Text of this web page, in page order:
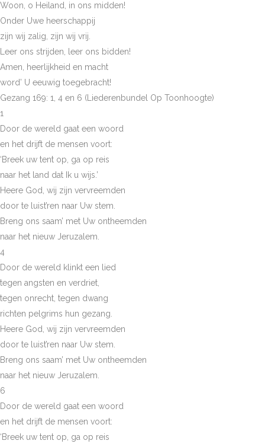
Woon, o Heiland, in ons midden!
Onder Uwe heerschappij
zijn wij zalig, zijn wij vrij.
Leer ons strijden, leer ons bidden!
Amen, heerlijkheid en macht
word’ U eeuwig toegebracht!
Gezang 169: 1, 4 en 6 (Liederenbundel Op Toonhoogte)
1
Door de wereld gaat een woord
en het drijft de mensen voort:
‘Breek uw tent op, ga op reis
naar het land dat Ik u wijs.’
Heere God, wij zijn vervreemden
door te luist’ren naar Uw stem.
Breng ons saam’ met Uw ontheemden
naar het nieuw Jeruzalem.
4
Door de wereld klinkt een lied
tegen angsten en verdriet,
tegen onrecht, tegen dwang
richten pelgrims hun gezang.
Heere God, wij zijn vervreemden
door te luist’ren naar Uw stem.
Breng ons saam’ met Uw ontheemden
naar het nieuw Jeruzalem.
6
Door de wereld gaat een woord
en het drijft de mensen voort:
‘Breek uw tent op, ga op reis